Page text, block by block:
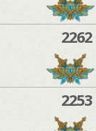
2262
2253